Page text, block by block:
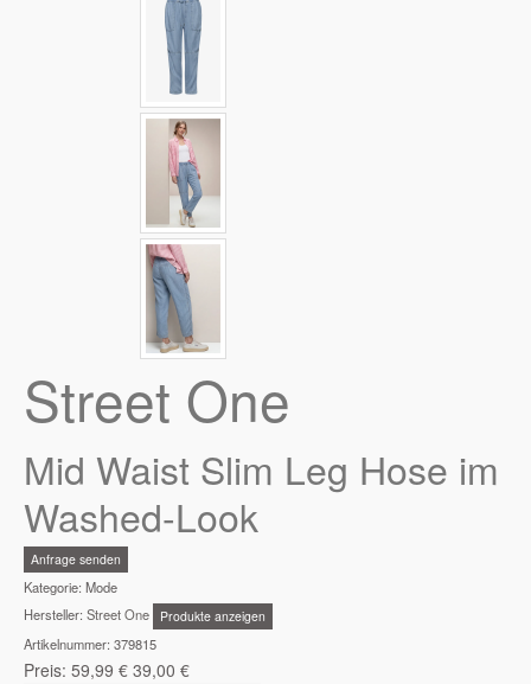
Street One
Mid Waist Slim Leg Hose im
Washed-Look
Anfrage senden
Kategorie: Mode
Hersteller: Street One Produkte anzeigen
Artikelnummer: 379815
Preis: 59,99 € 39,00 €